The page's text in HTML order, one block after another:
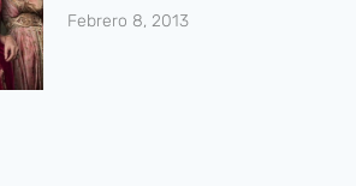
Febrero 8, 2013